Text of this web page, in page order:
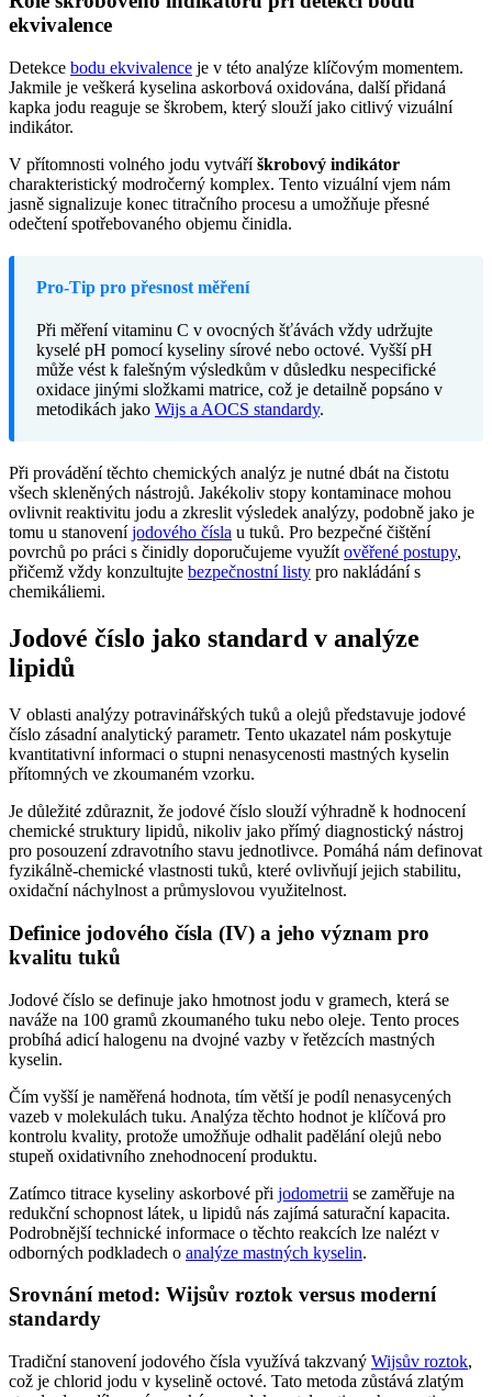
ekvivalence
Detekce bodu ekvivalence je v této analýze klíčovým momentem.
Jakmile je veškerá kyselina askorbová oxidována, další přidaná
kapka jodu reaguje se škrobem, který slouží jako citlivý vizuální
indikátor.
V přítomnosti volného jodu vytváříškrobový indikátor
charakteristický modročerný komplex. Tento vizuální vjem nám
jasně signalizuje konec titračního procesu a umožňuje přesné
odečtení spotřebovaného objemu činidla.
Pro-Tip pro přesnost měření
Při měření vitaminu C v ovocných šťávách vždy udržujte
kyselé pH pomocí kyseliny sírové nebo octové. Vyšší pH
může vést k falešným výsledkům v důsledku nespecifické
oxidace jinými složkami matrice, což je detailně popsáno v
metodikách jako Wijs a AOCS standardy.
Při provádění těchto chemických analýz je nutné dbát na čistotu
všech skleněných nástrojů. Jakékoliv stopy kontaminace mohou
ovlivnit reaktivitu jodu a zkreslit výsledek analýzy, podobně jako je
tomu u stanovení jodového čísla u tuků. Pro bezpečné čištění
povrchů po práci s činidly doporučujeme využítověřené postupy,
přičemž vždy konzultujte bezpečnostní listy pro nakládání s
chemikáliemi.
Jodové číslo jako standard v analýze
lipidů
V oblasti analýzy potravinářských tuků a olejů představuje jodové
číslo zásadní analytický parametr. Tento ukazatel nám poskytuje
kvantitativní informaci o stupni nenasycenosti mastných kyselin
přítomných ve zkoumaném vzorku.
Je důležité zdůraznit, že jodové číslo slouží výhradně k hodnocení
chemické struktury lipidů, nikoliv jako přímý diagnostický nástroj
pro posouzení zdravotního stavu jednotlivce. Pomáhá nám definovat
fyzikálně-chemické vlastnosti tuků, které ovlivňují jejich stabilitu,
oxidační náchylnost a průmyslovou využitelnost.
Definice jodového čísla (IV) a jeho význam pro
kvalitu tuků
Jodové číslo se definuje jako hmotnost jodu v gramech, která se
naváže na 100 gramů zkoumaného tuku nebo oleje. Tento proces
probíhá adicí halogenu na dvojné vazby v řetězcích mastných
kyselin.
Čím vyšší je naměřená hodnota, tím větší je podíl nenasycených
vazeb v molekulách tuku. Analýza těchto hodnot je klíčová pro
kontrolu kvality, protože umožňuje odhalit padělání olejů nebo
stupeň oxidativního znehodnocení produktu.
Zatímco titrace kyseliny askorbové při jodometrii se zaměřuje na
redukční schopnost látek, u lipidů nás zajímá saturační kapacita.
Podrobnější technické informace o těchto reakcích lze nalézt v
odborných podkladech o analýze mastných kyselin.
Srovnání metod: Wijsův roztok versus moderní
standardy
Tradiční stanovení jodového čísla využívá takzvaný Wijsův roztok,
což je chlorid jodu v kyselině octové. Tato metoda zůstává zlatým